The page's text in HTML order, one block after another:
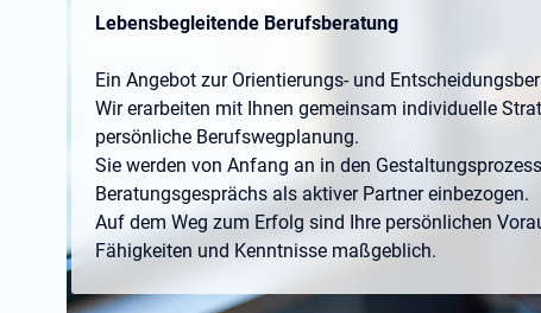
Lebensbegleitende Berufsberatung
Ein Angebot zur Orientierungs- und
Wir erarbeiten mit Ihnen gemeinsam individuelle
persönliche Berufswegplanung.
Sie werden von Anfang an in den
Beratungsgesprächs als aktiver Partner einbezogen.
Auf dem Weg zum Erfolg sind Ihre persönlichen
Fähigkeiten und Kenntnisse maßgeblich.